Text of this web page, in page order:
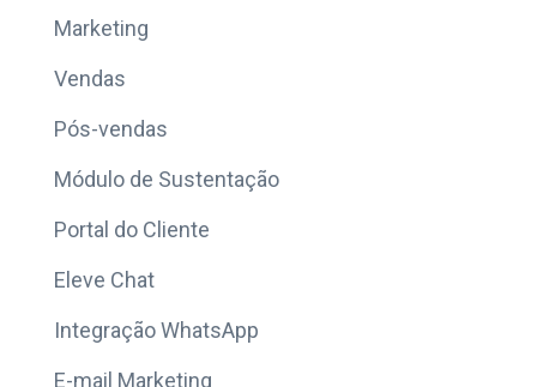
Marketing
Vendas
Pós-vendas
Módulo de Sustentação
Portal do Cliente
Eleve Chat
Integração WhatsApp
E-mail Marketing